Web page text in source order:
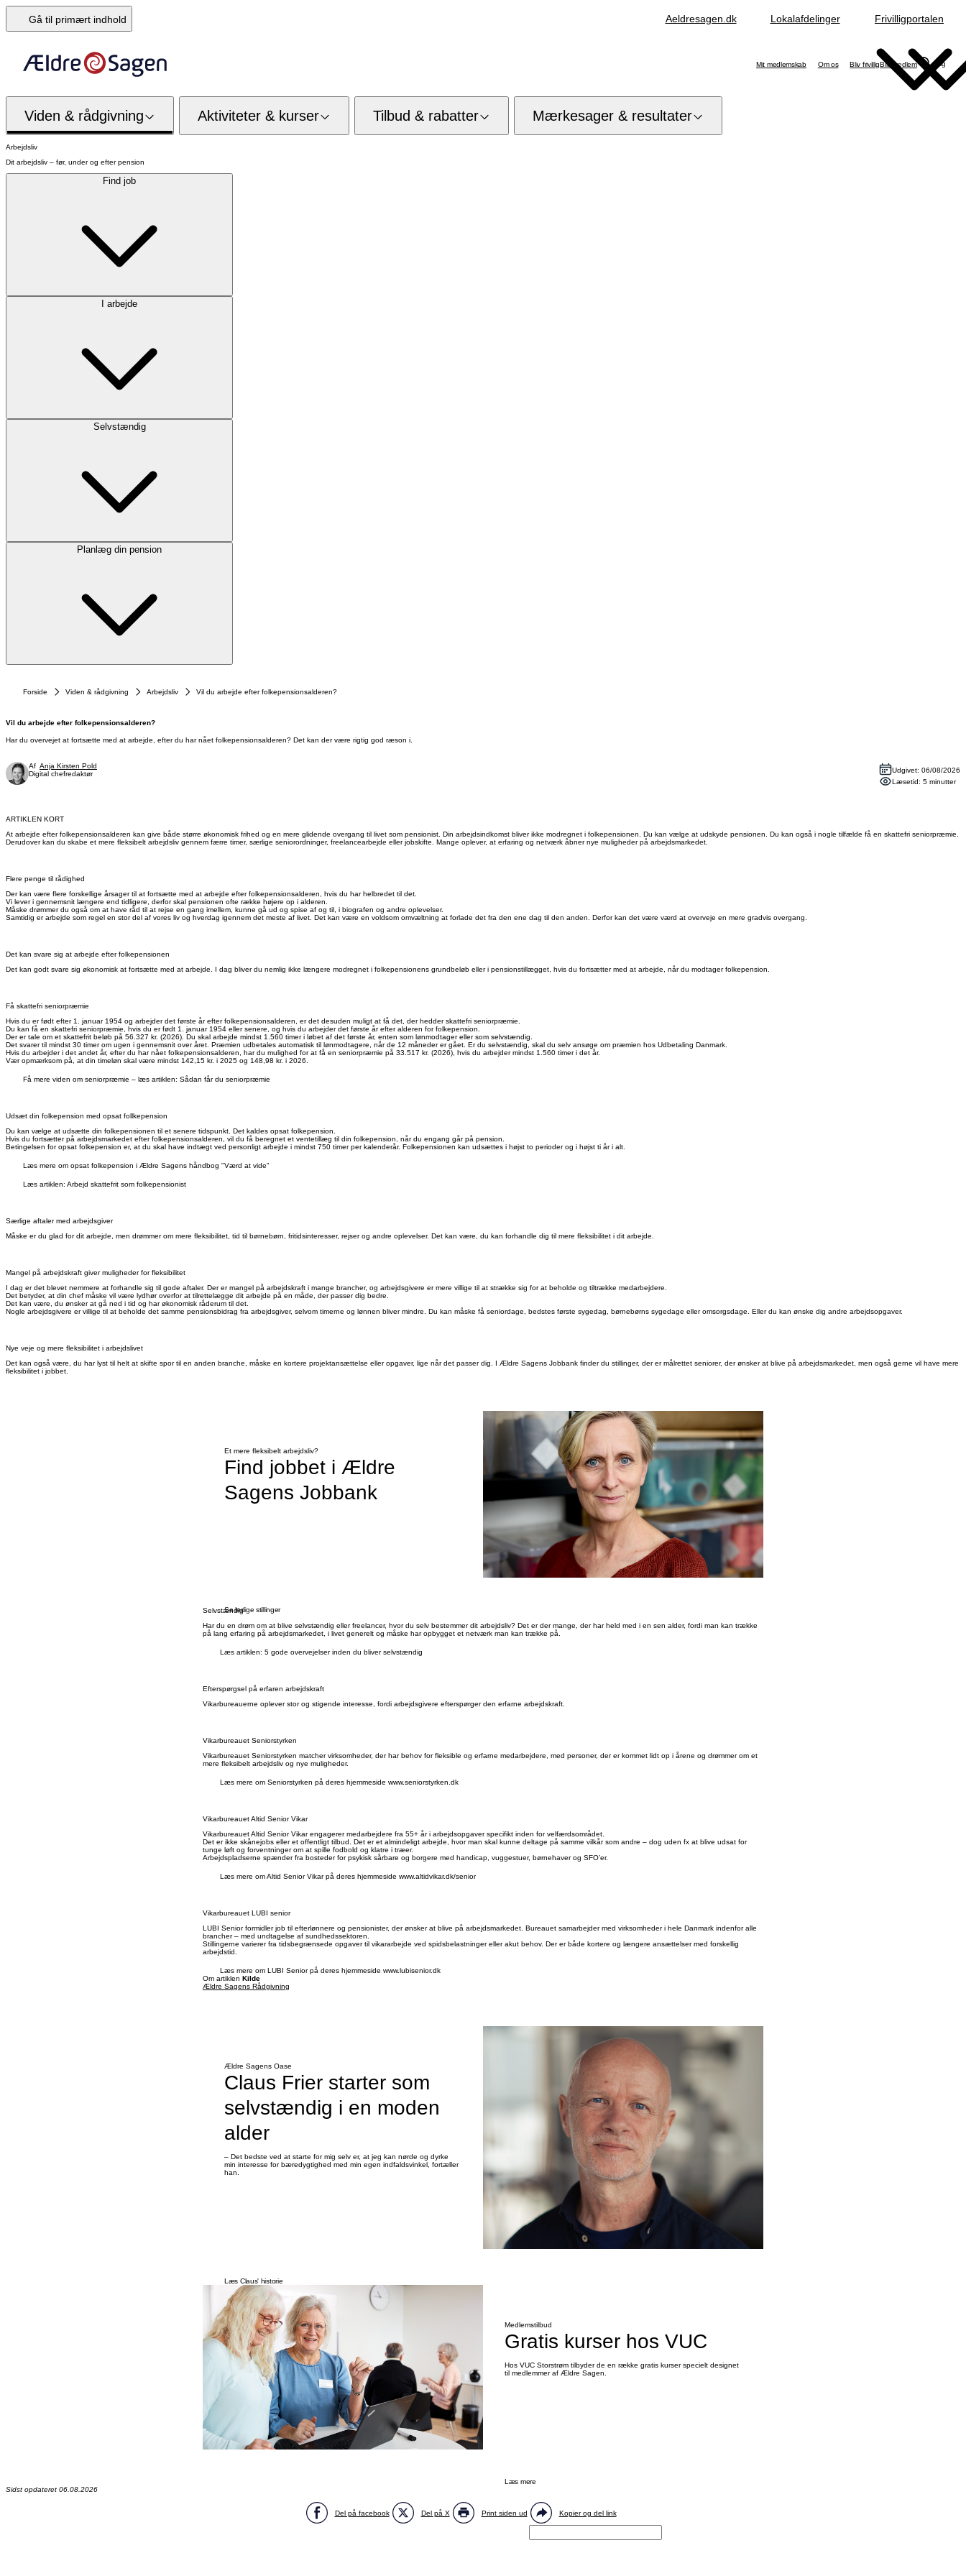
Gå til primært indhold Aeldresagen.dk Lokalafdelinger Frivilligportalen
Mit medlemskab Om os Bliv frivilligBliv medlem Søg
Viden & rådgivning Aktiviteter & kurser Tilbud & rabatter Mærkesager & resultater
Arbejdsliv
Dit arbejdsliv – før, under og efter pension
Find job
I arbejde
Selvstændig
Planlæg din pension
Forside Viden & rådgivning Arbejdsliv Vil du arbejde efter folkepensionsalderen?
Vil du arbejde efter folkepensionsalderen?
Har du overvejet at fortsætte med at arbejde, efter du har nået folkepensionsalderen? Det kan der være rigtig god ræson i.
Af Anja Kirsten Pold
Digital chefredaktør
Udgivet: 06/08/2026
Læsetid: 5 minutter
ARTIKLEN KORT
At arbejde efter folkepensionsalderen kan give både større økonomisk frihed og en mere glidende overgang til livet som pensionist. Din arbejdsindkomst bliver ikke modregnet i folkepensionen. Du kan vælge at udskyde pensionen. Du kan også i nogle tilfælde få en skattefri seniorpræmie.
Derudover kan du skabe et mere fleksibelt arbejdsliv gennem færre timer, særlige seniorordninger, freelancearbejde eller jobskifte. Mange oplever, at erfaring og netværk åbner nye muligheder på arbejdsmarkedet.
Flere penge til rådighed
Der kan være flere forskellige årsager til at fortsætte med at arbejde efter folkepensionsalderen, hvis du har helbredet til det.
Vi lever i gennemsnit længere end tidligere, derfor skal pensionen ofte række højere op i alderen.
Måske drømmer du også om at have råd til at rejse en gang imellem, kunne gå ud og spise af og til, i biografen og andre oplevelser.
Samtidig er arbejde som regel en stor del af vores liv og hverdag igennem det meste af livet. Det kan være en voldsom omvæltning at forlade det fra den ene dag til den anden. Derfor kan det være værd at overveje en mere gradvis overgang.
Det kan svare sig at arbejde efter folkepensionen
Det kan godt svare sig økonomisk at fortsætte med at arbejde. I dag bliver du nemlig ikke længere modregnet i folkepensionens grundbeløb eller i pensionstillægget, hvis du fortsætter med at arbejde, når du modtager folkepension.
Få skattefri seniorpræmie
Hvis du er født efter 1. januar 1954 og arbejder det første år efter folkepensionsalderen, er det desuden muligt at få det, der hedder skattefri seniorpræmie.
Du kan få en skattefri seniorpræmie, hvis du er født 1. januar 1954 eller senere, og hvis du arbejder det første år efter alderen for folkepension.
Der er tale om et skattefrit beløb på 56.327 kr. (2026). Du skal arbejde mindst 1.560 timer i løbet af det første år, enten som lønmodtager eller som selvstændig.
Det svarer til mindst 30 timer om ugen i gennemsnit over året. Præmien udbetales automatisk til lønmodtagere, når de 12 måneder er gået. Er du selvstændig, skal du selv ansøge om præmien hos Udbetaling Danmark.
Hvis du arbejder i det andet år, efter du har nået folkepensionsalderen, har du mulighed for at få en seniorpræmie på 33.517 kr. (2026), hvis du arbejder mindst 1.560 timer i det år.
Vær opmærksom på, at din timeløn skal være mindst 142,15 kr. i 2025 og 148,98 kr. i 2026.
Få mere viden om seniorpræmie – læs artiklen: Sådan får du seniorpræmie
Udsæt din folkepension med opsat follkepension
Du kan vælge at udsætte din folkepensionen til et senere tidspunkt. Det kaldes opsat folkepension.
Hvis du fortsætter på arbejdsmarkedet efter folkepensionsalderen, vil du få beregnet et ventetillæg til din folkepension, når du engang går på pension.
Betingelsen for opsat folkepension er, at du skal have indtægt ved personligt arbejde i mindst 750 timer per kalenderår. Folkepensionen kan udsættes i højst to perioder og i højst ti år i alt.
Læs mere om opsat folkepension i Ældre Sagens håndbog "Værd at vide"
Læs artiklen: Arbejd skattefrit som folkepensionist
Særlige aftaler med arbejdsgiver
Måske er du glad for dit arbejde, men drømmer om mere fleksibilitet, tid til børnebørn, fritidsinteresser, rejser og andre oplevelser. Det kan være, du kan forhandle dig til mere fleksibilitet i dit arbejde.
Mangel på arbejdskraft giver muligheder for fleksibilitet
I dag er det blevet nemmere at forhandle sig til gode aftaler. Der er mangel på arbejdskraft i mange brancher, og arbejdsgivere er mere villige til at strække sig for at beholde og tiltrække medarbejdere.
Det betyder, at din chef måske vil være lydhør overfor at tilrettelægge dit arbejde på en måde, der passer dig bedre.
Det kan være, du ønsker at gå ned i tid og har økonomisk råderum til det.
Nogle arbejdsgivere er villige til at beholde det samme pensionsbidrag fra arbejdsgiver, selvom timerne og lønnen bliver mindre. Du kan måske få seniordage, bedstes første sygedag, børnebørns sygedage eller omsorgsdage. Eller du kan ønske dig andre arbejdsopgaver.
Nye veje og mere fleksibilitet i arbejdslivet
Det kan også være, du har lyst til helt at skifte spor til en anden branche, måske en kortere projektansættelse eller opgaver, lige når det passer dig. I Ældre Sagens Jobbank finder du stillinger, der er målrettet seniorer, der ønsker at blive på arbejdsmarkedet, men også gerne vil have mere
fleksibilitet i jobbet.
Et mere fleksibelt arbejdsliv?
Find jobbet i Ældre
Sagens Jobbank
Se ledige stillinger
Selvstændig
Har du en drøm om at blive selvstændig eller freelancer, hvor du selv bestemmer dit arbejdsliv? Det er der mange, der har held med i en sen alder, fordi man kan trække
på lang erfaring på arbejdsmarkedet, i livet generelt og måske har opbygget et netværk man kan trække på.
Læs artiklen: 5 gode overvejelser inden du bliver selvstændig
Efterspørgsel på erfaren arbejdskraft
Vikarbureauerne oplever stor og stigende interesse, fordi arbejdsgivere efterspørger den erfarne arbejdskraft.
Vikarbureauet Seniorstyrken
Vikarbureauet Seniorstyrken matcher virksomheder, der har behov for fleksible og erfarne medarbejdere, med personer, der er kommet lidt op i årene og drømmer om et
mere fleksibelt arbejdsliv og nye muligheder.
Læs mere om Seniorstyrken på deres hjemmeside www.seniorstyrken.dk
Vikarbureauet Altid Senior Vikar
Vikarbureauet Altid Senior Vikar engagerer medarbejdere fra 55+ år i arbejdsopgaver specifikt inden for velfærdsområdet.
Det er ikke skånejobs eller et offentligt tilbud. Det er et almindeligt arbejde, hvor man skal kunne deltage på samme vilkår som andre – dog uden fx at blive udsat for
tunge løft og forventninger om at spille fodbold og klatre i træer.
Arbejdspladserne spænder fra bosteder for psykisk sårbare og borgere med handicap, vuggestuer, børnehaver og SFO’er.
Læs mere om Altid Senior Vikar på deres hjemmeside www.altidvikar.dk/senior
Vikarbureauet LUBI senior
LUBI Senior formidler job til efterlønnere og pensionister, der ønsker at blive på arbejdsmarkedet. Bureauet samarbejder med virksomheder i hele Danmark indenfor alle
brancher – med undtagelse af sundhedssektoren.
Stillingerne varierer fra tidsbegrænsede opgaver til vikararbejde ved spidsbelastninger eller akut behov. Der er både kortere og længere ansættelser med forskellig
arbejdstid.
Læs mere om LUBI Senior på deres hjemmeside www.lubisenior.dk
Om artiklen Kilde
Ældre Sagens Rådgivning
Ældre Sagens Oase
Claus Frier starter som
selvstændig i en moden
alder
– Det bedste ved at starte for mig selv er, at jeg kan nørde og dyrke
min interesse for bæredygtighed med min egen indfaldsvinkel, fortæller
han.
Læs Claus' historie
Medlemstilbud
Gratis kurser hos VUC
Hos VUC Storstrøm tilbyder de en række gratis kurser specielt designet
til medlemmer af Ældre Sagen.
Læs mere
Sidst opdateret 06.08.2026
Del på facebook Del på X Print siden ud Kopier og del link